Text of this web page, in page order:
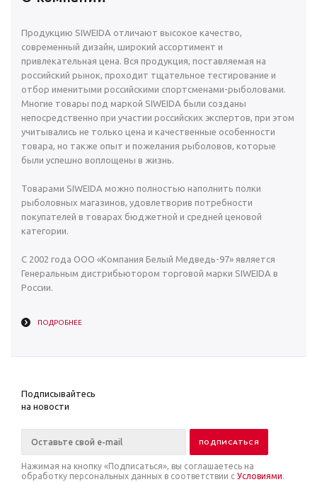
Продукцию SIWEIDA отличают высокое качество,
современный дизайн, широкий ассортимент и
привлекательная цена. Вся продукция, поставляемая на
российский рынок, проходит тщательное тестирование и
отбор именитыми российскими спортсменами-рыболовами.
Многие товары под маркой SIWEIDA были созданы
непосредственно при участии российских экспертов, при этом
учитывались не только цена и качественные особенности
товара, но также опыт и пожелания рыболовов, которые
были успешно воплощены в жизнь.
Товарами SIWEIDA можно полностью наполнить полки
рыболовных магазинов, удовлетворив потребности
покупателей в товарах бюджетной и средней ценовой
категории.
С 2002 года ООО «Компания Белый Медведь-97» является
Генеральным дистрибьютором торговой марки SIWEIDA в
России.
ПОДРОБНЕЕ
Подписывайтесь
на новости
Нажимая на кнопку «Подписаться», вы соглашаетесь на
обработку персональных данных в соответствии с Условиями.